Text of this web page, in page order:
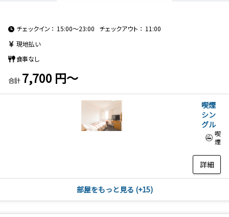
検索する
チェックイン 15:00～23:00 チェックアウト
11:00
現地払い
食事なし
合計 7,700 円～
喫煙
シン
グル
喫
煙
詳細
部屋をもっと見る (+15)